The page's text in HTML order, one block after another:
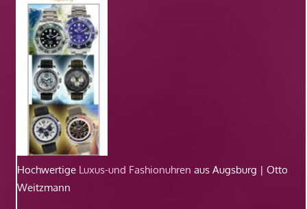
Hochwertige Luxus-und Fashionuhren aus Augsburg | Otto
Weitzmann